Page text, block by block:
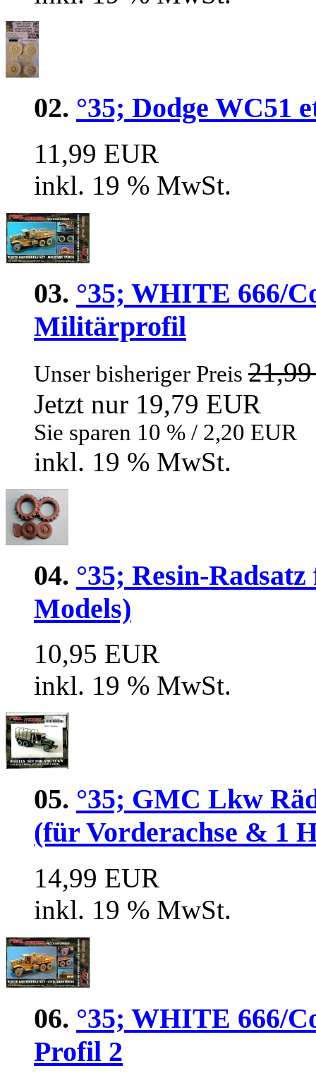
02. °35; Dodge WC51
11,99 EUR
inkl. 19 % MwSt.
03. °35; WHITE 666/
Militärprofil
Unser bisheriger Preis
Jetzt nur 19,79 EUR
Sie sparen 10 % / 2,20 EUR
inkl. 19 % MwSt.
04. °35; Resin-
Models)
10,95 EUR
inkl. 19 % MwSt.
05. °35; GMC Lkw
(für Vorderachse & 1
14,99 EUR
inkl. 19 % MwSt.
06. °35; WHITE 666/
Profil 2